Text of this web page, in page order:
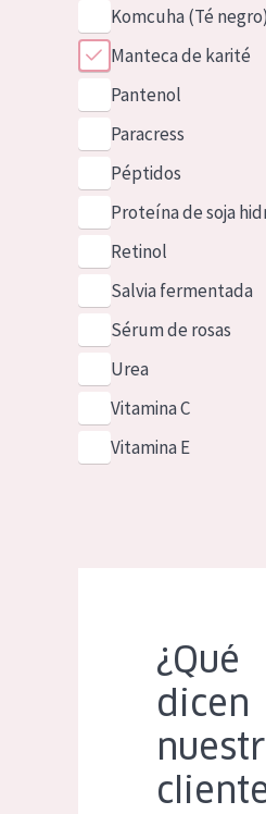
Komcuha (Té negro)
Manteca de karité
Pantenol
Paracress
Péptidos
Proteína de soja
Retinol
Salvia fermentada
Sérum de rosas
Urea
Vitamina C
Vitamina E
¿Qué
dicen